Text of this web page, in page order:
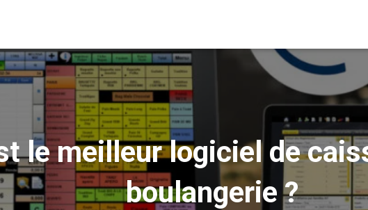
le meilleur logiciel de
boulangerie ?